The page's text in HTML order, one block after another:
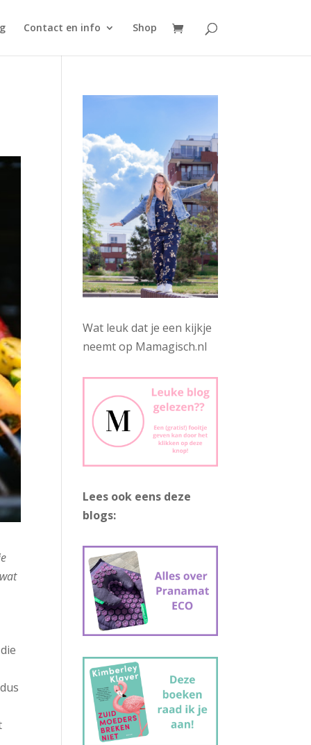
Contact en info Shop
Wat leuk dat je een kijkje
neemt op Mamagisch.nl
Lees ook eens deze
blogs: